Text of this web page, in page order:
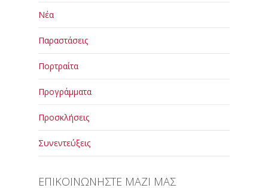
Νέα
Παραστάσεις
Πορτραίτα
Προγράμματα
Προσκλήσεις
Συνεντεύξεις
ΕΠΙΚΟΙΝΩΝΗΣΤΕ ΜΑΖΙ ΜΑΣ